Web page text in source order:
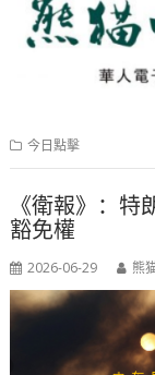
今日點擊
《衛報》：
豁免權
2026-06-29 熊